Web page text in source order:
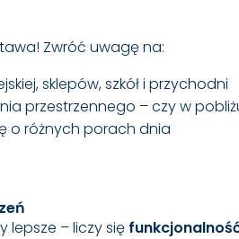
Zwróć uwagę na:
sklepów, szkół i przychodni
przestrzennego – czy w
o różnych porach dnia
lepsze – liczy się